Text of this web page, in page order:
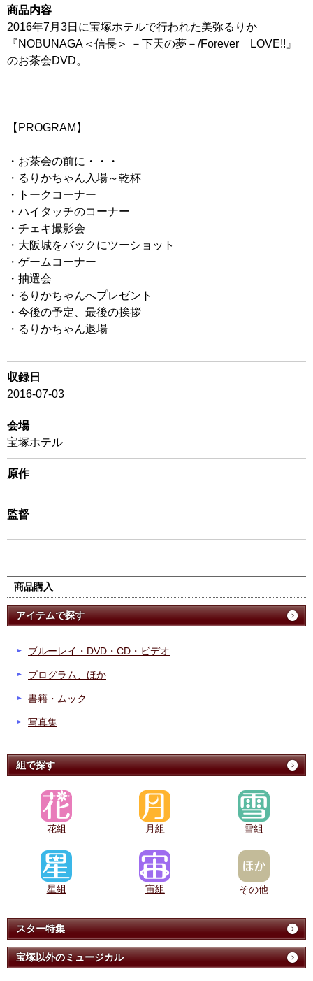
商品内容
2016年7月3日に宝塚ホテルで行われた美弥るりか
『NOBUNAGA＜信長＞ －下天の夢－/Forever LOVE!!』
のお茶会DVD。
【PROGRAM】
・お茶会の前に・・・
・るりかちゃん入場～乾杯
・トークコーナー
・ハイタッチのコーナー
・チェキ撮影会
・大阪城をバックにツーショット
・ゲームコーナー
・抽選会
・るりかちゃんへプレゼント
・今後の予定、最後の挨拶
・るりかちゃん退場
収録日
2016-07-03
会場
宝塚ホテル
原作
監督
商品購入
アイテムで探す
ブルーレイ・DVD・CD・ビデオ
プログラム、ほか
書籍・ムック
写真集
組で探す
花組 月組 雪組
星組 宙組 その他
スター特集
宝塚以外のミュージカル